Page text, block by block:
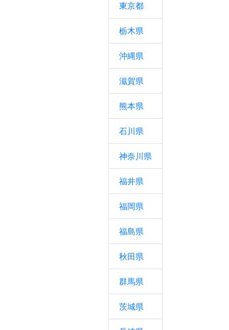
東京都
栃木県
沖縄県
滋賀県
熊本県
石川県
神奈川県
福井県
福岡県
福島県
秋田県
群馬県
茨城県